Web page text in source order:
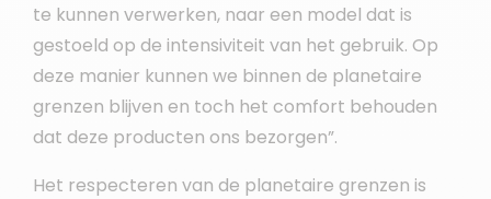
te kunnen verwerken, naar een model dat is
gestoeld op de intensiviteit van het gebruik. Op
deze manier kunnen we binnen de planetaire
grenzen blijven en toch het comfort behouden
dat deze producten ons bezorgen”.
Het respecteren van de planetaire grenzen is